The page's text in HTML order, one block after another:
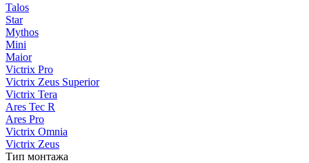
Talos
Star
Mythos
Mini
Maior
Victrix Pro
Victrix Zeus Superior
Victrix Tera
Ares Tec R
Ares Pro
Victrix Omnia
Victrix Zeus
Тип монтажа